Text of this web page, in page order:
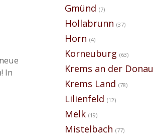
In
Gmünd (7)
Hollabrunn (37)
Horn (4)
Korneuburg (63)
Krems an der Donau
Krems Land (78)
Lilienfeld (12)
Melk (19)
Mistelbach (77)